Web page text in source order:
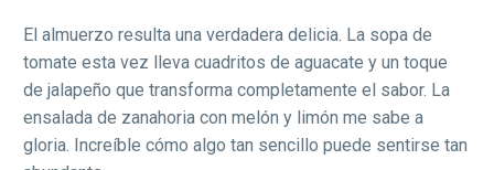
El almuerzo resulta una verdadera delicia. La sopa de
tomate esta vez lleva cuadritos de aguacate y un toque
de jalapeño que transforma completamente el sabor. La
ensalada de zanahoria con melón y limón me sabe a
gloria. Increíble cómo algo tan sencillo puede sentirse tan